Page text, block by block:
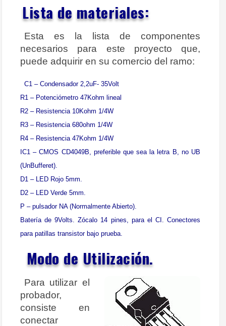
Lista de materiales:
Esta es la lista de componentes
necesarios para este proyecto que,
puede adquirir en su comercio del ramo:
C1 – Condensador 2,2uF- 35Volt
R1 – Potenciómetro 47Kohm lineal
R2 – Resistencia 10Kohm 1/4W
R3 – Resistencia 680ohm 1/4W
R4 – Resistencia 47Kohm 1/4W
IC1 – CMOS CD4049B, preferible que sea la letra B, no UB
(UnBufferet).
D1 – LED Rojo 5mm.
D2 – LED Verde 5mm.
P – pulsador NA (Normalmente Abierto).
Batería de 9Volts. Zócalo 14 pines, para el CI. Conectores
para patillas transistor bajo prueba.
Modo de Utilización.
Para utilizar el
probador,
consiste en
conectar